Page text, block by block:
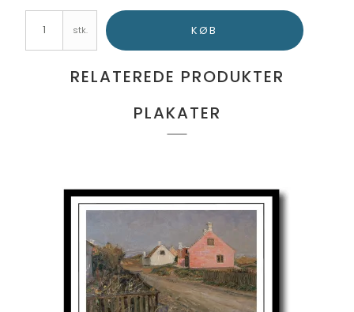
stk. KØB
RELATEREDE PRODUKTER
PLAKATER